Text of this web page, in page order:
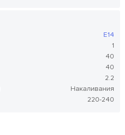
E14
1
40
40
2.2
Накаливания
220-240